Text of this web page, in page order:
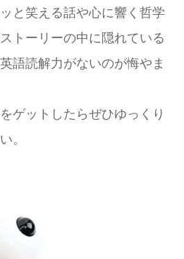
と笑える話や心に響く哲学
トーリーの中に隠れている
語読解力がないのが悔やま
ゲットしたらぜひゆっくり
。